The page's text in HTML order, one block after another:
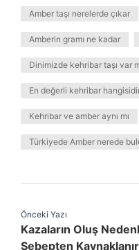
Amber taşı nerelerde çıkar
Amberin gramı ne kadar
Dinimizde kehribar taşı var
En değerli kehribar
Kehribar ve amber aynı mı
Türkiyede Amber nerede
Önceki Yazı
Kazaların Oluş
Sebepten Kaynaklanır